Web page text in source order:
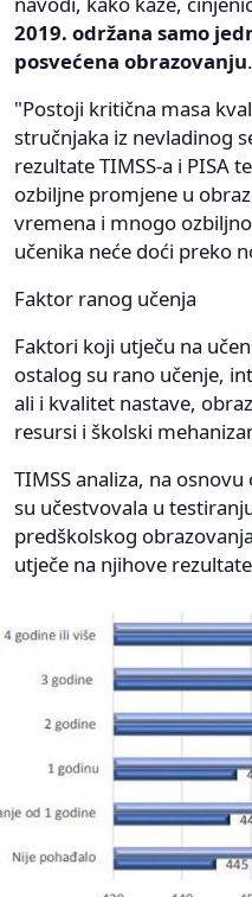
2019. održana samo
posvećena obrazovanju.
"Postoji kritična masa
stručnjaka iz nevladinog
rezultate TIMSS-a i PISA
ozbiljne promjene u
vremena i mnogo
učenika neće doći preko
Faktor ranog učenja
Faktori koji utječu na
ostalog su rano učenje,
ali i kvalitet nastave,
resursi i školski
TIMSS analiza, na
su učestvovala u
predškolskog
utječe na njihove